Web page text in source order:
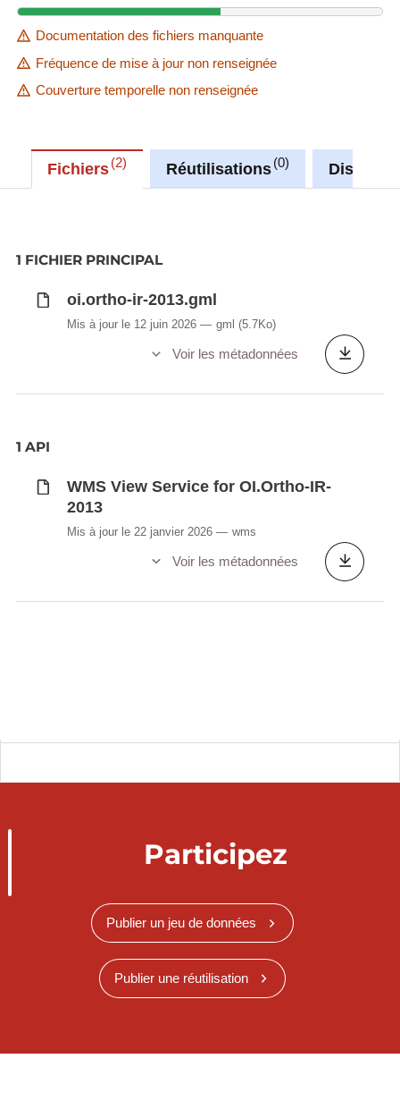
Documentation des fichiers manquante
Fréquence de mise à jour non renseignée
Couverture temporelle non renseignée
Fichiers 2 Réutilisations 0
1 FICHIER PRINCIPAL
oi.ortho-ir-2013.gml
Mis à jour le 12 juin 2026 gml (5.7Ko)
Voir les métadonnées
1 API
WMS View Service for OI.Ortho-IR-
2013
Mis à jour le 22 janvier 2026 wms
Voir les métadonnées
Participez
Publier un jeu de données
Publier une réutilisation